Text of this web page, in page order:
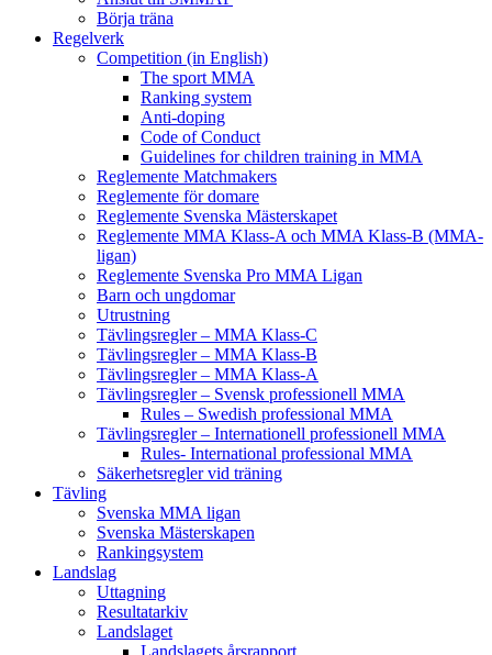
Börja träna
Regelverk
Competition (in English)
The sport MMA
Ranking system
Anti-doping
Code of Conduct
Guidelines for children training in MMA
Reglemente Matchmakers
Reglemente för domare
Reglemente Svenska Mästerskapet
Reglemente MMA Klass-A och MMA Klass-B (MMA-
ligan)
Reglemente Svenska Pro MMA Ligan
Barn och ungdomar
Utrustning
Tävlingsregler – MMA Klass-C
Tävlingsregler – MMA Klass-B
Tävlingsregler – MMA Klass-A
Tävlingsregler – Svensk professionell MMA
Rules – Swedish professional MMA
Tävlingsregler – Internationell professionell MMA
Rules- International professional MMA
Säkerhetsregler vid träning
Tävling
Svenska MMA ligan
Svenska Mästerskapen
Rankingsystem
Landslag
Uttagning
Resultatarkiv
Landslaget
Landslagets årsrapport